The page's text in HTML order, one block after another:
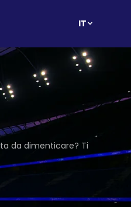
IT
da dimenticare? Ti